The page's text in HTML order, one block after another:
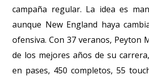
campaña regular. La idea es
aunque New England haya
ofensiva. Con 37 veranos, Peyton
de los mejores años de su
en pases, 450 completos, 55